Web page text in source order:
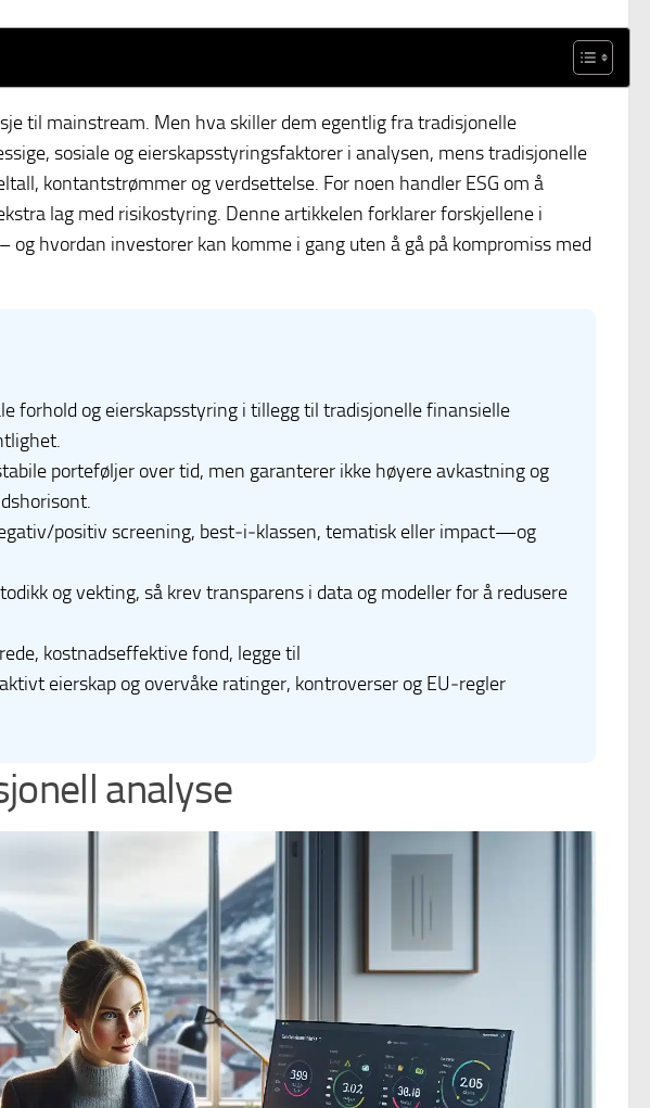
til mainstream. Men hva skiller dem egentlig fra tradisjonelle
sosiale og eierskapsstyringsfaktorer i analysen, mens tradisjonelle
kontantstrømmer og verdsettelse. For noen handler ESG om å
lag med risikostyring. Denne artikkelen forklarer forskjellene i
hvordan investorer kan komme i gang uten å gå på kompromiss med
forhold og eierskapsstyring i tillegg til tradisjonelle finansielle
porteføljer over tid, men garanterer ikke høyere avkastning og
positiv screening, best‑i‑klassen, tematisk eller impact—og
og vekting, så krev transparens i data og modeller for å redusere
kostnadseffektive fond, legge til
eierskap og overvåke ratinger, kontroverser og EU‑regler
analyse